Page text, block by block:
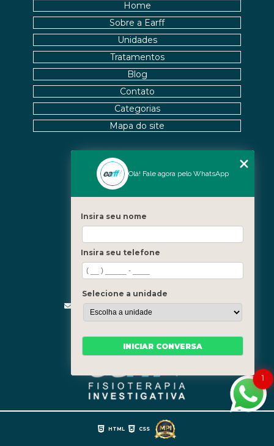
Fale Conosco
(21) 3619-5657
(21) 99390-3850
contato@fisioterapiainvestigativa.com
Segunda a sexta, das 7h às 21h
Nossas Unidades
Barra - Rio de Janeiro
Home
Sobre a Earff
Unidades
Tratamentos
Blog
Contato
Categorias
Mapa do site
HTML CSS
1
Olá! Fale agora pelo WhatsApp
Insira seu nome
Insira seu telefone
Selecione a unidade
INICIAR CONVERSA